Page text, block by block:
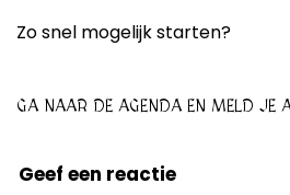
Zo snel mogelijk starten?
GA NAAR DE AGENDA EN MELD JE
Geef een reactie